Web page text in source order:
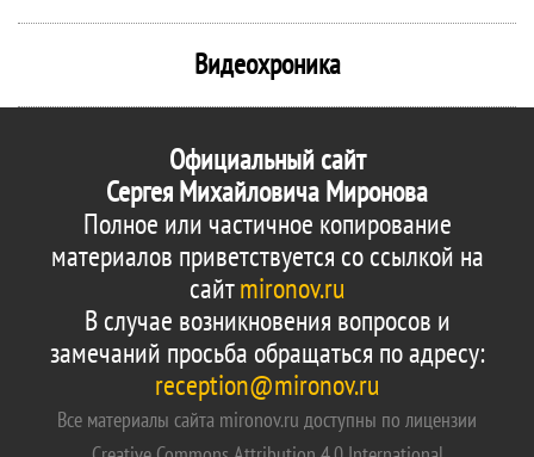
Видеохроника
Официальный сайт
Сергея Михайловича Миронова
Полное или частичное копирование
материалов приветствуется со ссылкой на
сайтmironov.ru
В случае возникновения вопросов и
замечаний просьба обращаться по адресу:
reception@mironov.ru
Все материалы сайта mironov.ru доступны по лицензии